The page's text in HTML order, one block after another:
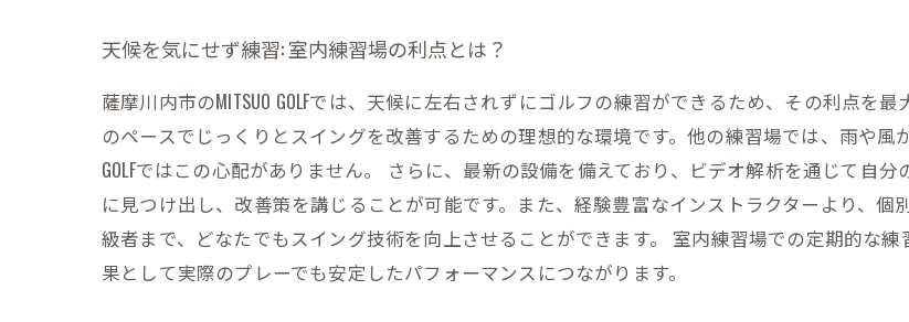
天候を気にせず練習: 室内練習場の利点とは？
薩摩川内市のMITSUO GOLFでは、天候に左右されずにゴルフの練習ができるため、その利点を
のペースでじっくりとスイングを改善するための理想的な環境です。他の練習場では、雨や風
GOLFではこの心配がありません。 さらに、最新の設備を備えており、ビデオ解析を通じて自
に見つけ出し、改善策を講じることが可能です。また、経験豊富なインストラクターより、
級者まで、どなたでもスイング技術を向上させることができます。 室内練習場での定期的な
果として実際のプレーでも安定したパフォーマンスにつながります。